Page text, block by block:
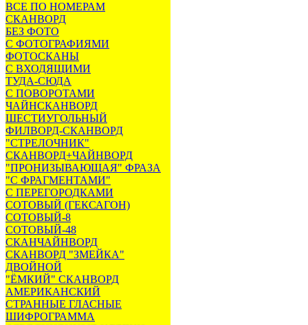
ВСЕ ПО НОМЕРАМ
СКАНВОРД
БЕЗ ФОТО
С ФОТОГРАФИЯМИ
ФОТОСКАНЫ
С ВХОДЯЩИМИ
ТУДА-СЮДА
С ПОВОРОТАМИ
ЧАЙНСКАНВОРД
ШЕСТИУГОЛЬНЫЙ
ФИЛВОРД-СКАНВОРД
"СТРЕЛОЧНИК"
СКАНВОРД+ЧАЙНВОРД
"ПРОНИЗЫВАЮЩАЯ" ФРАЗА
"С ФРАГМЕНТАМИ"
С ПЕРЕГОРОДКАМИ
СОТОВЫЙ (ГЕКСАГОН)
СОТОВЫЙ-8
СОТОВЫЙ-48
СКАНЧАЙНВОРД
СКАНВОРД "ЗМЕЙКА"
ДВОЙНОЙ
"ЁМКИЙ" СКАНВОРД
АМЕРИКАНСКИЙ
СТРАННЫЕ ГЛАСНЫЕ
ШИФРОГРАММА